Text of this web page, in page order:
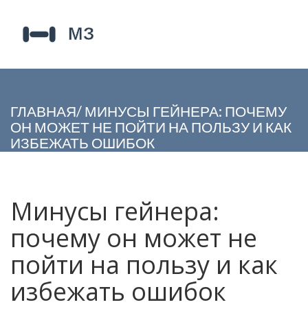
ГЛАВНАЯ/ МИНУСЫ ГЕЙНЕРА: ПОЧЕМУ
ОН МОЖЕТ НЕ ПОЙТИ НА ПОЛЬЗУ И КАК
ИЗБЕЖАТЬ ОШИБОК
Минусы гейнера:
почему он может не
пойти на пользу и как
избежать ошибок